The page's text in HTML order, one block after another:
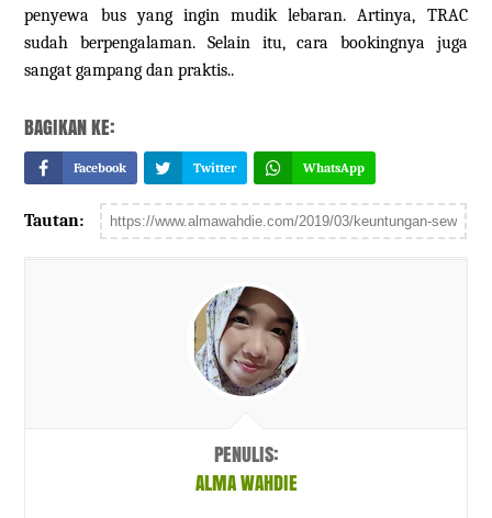
penyewa bus yang ingin mudik lebaran. Artinya, TRAC
sudah berpengalaman. Selain itu, cara bookingnya juga
sangat gampang dan praktis..
BAGIKAN KE:
Facebook Twitter WhatsApp
Tautan:
PENULIS:
ALMA WAHDIE